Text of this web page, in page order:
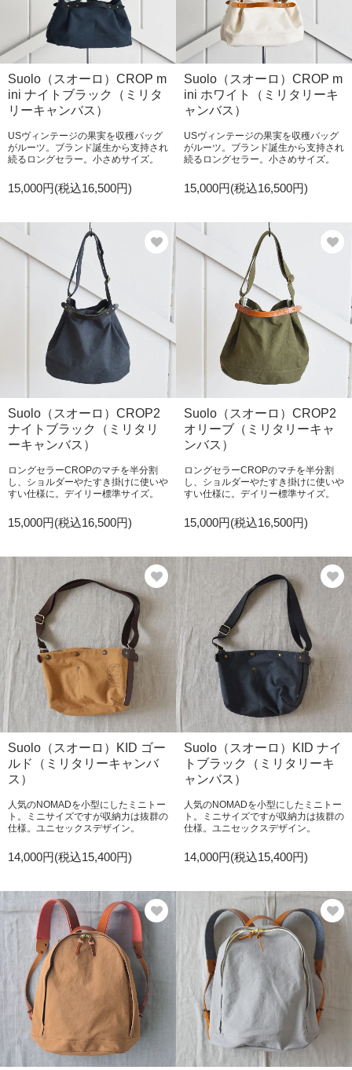
Suolo（スオーロ）CROP m
ini ナイトブラック（ミリタ
リーキャンバス）
USヴィンテージの果実を収穫バッグ
がルーツ。ブランド誕生から支持され
続るロングセラー。小さめサイズ。
15,000円(税込16,500円)
Suolo（スオーロ）CROP m
ini ホワイト（ミリタリーキ
ャンバス）
USヴィンテージの果実を収穫バッグ
がルーツ。ブランド誕生から支持され
続るロングセラー。小さめサイズ。
15,000円(税込16,500円)
Suolo（スオーロ）CROP2
ナイトブラック（ミリタリ
ーキャンバス）
ロングセラーCROPのマチを半分割
し、ショルダーやたすき掛けに使いや
すい仕様に。デイリー標準サイズ。
15,000円(税込16,500円)
Suolo（スオーロ）CROP2
オリーブ（ミリタリーキャ
ンバス）
ロングセラーCROPのマチを半分割
し、ショルダーやたすき掛けに使いや
すい仕様に。デイリー標準サイズ。
15,000円(税込16,500円)
Suolo（スオーロ）KID ゴー
ルド（ミリタリーキャンバ
ス）
人気のNOMADを小型にしたミニトー
ト。ミニサイズですが収納力は抜群の
仕様。ユニセックスデザイン。
14,000円(税込15,400円)
Suolo（スオーロ）KID ナイ
トブラック（ミリタリーキ
ャンバス）
人気のNOMADを小型にしたミニトー
ト。ミニサイズですが収納力は抜群の
仕様。ユニセックスデザイン。
14,000円(税込15,400円)